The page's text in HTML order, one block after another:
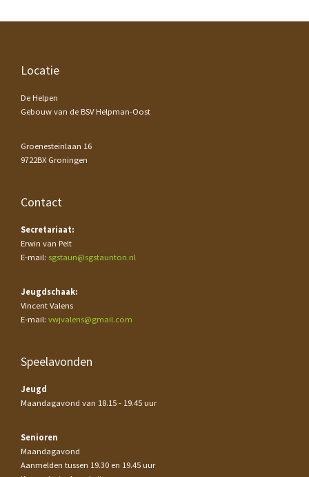
Footer
Locatie
De Helpen
Gebouw van de BSV Helpman-Oost
Groenesteinlaan 16
9722BX Groningen
Contact
Secretariaat:
Erwin van Pelt
E-mail: sgstaun@sgstaunton.nl
Jeugdschaak:
Vincent Valens
E-mail: vwjvalens@gmail.com
Speelavonden
Jeugd
Maandagavond van 18.15 - 19.45 uur
Senioren
Maandagavond
Aanmelden tussen 19.30 en 19.45 uur